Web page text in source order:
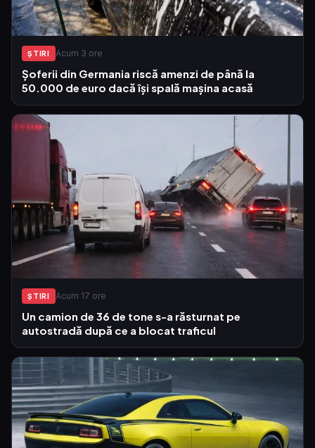
ŞTIRI Acum 3 ore
Șoferii din Germania riscă amenzi de până la
50.000 de euro dacă își spală mașina acasă
ŞTIRI Acum 17 ore
Un camion de 36 de tone s-a răsturnat pe
autostradă după ce a blocat traficul